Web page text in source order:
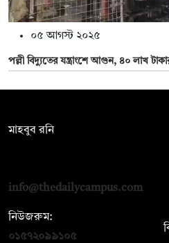
০৫ আগস্ট ২০২৫
পল্লী বিদ্যুতের যন্ত্রাংশে আগুন, ৪০ লাখ
মাহবুব রনি
info@thedailycampus.com
নিউজরুম:
০১৫৭২০৯৯১০৫